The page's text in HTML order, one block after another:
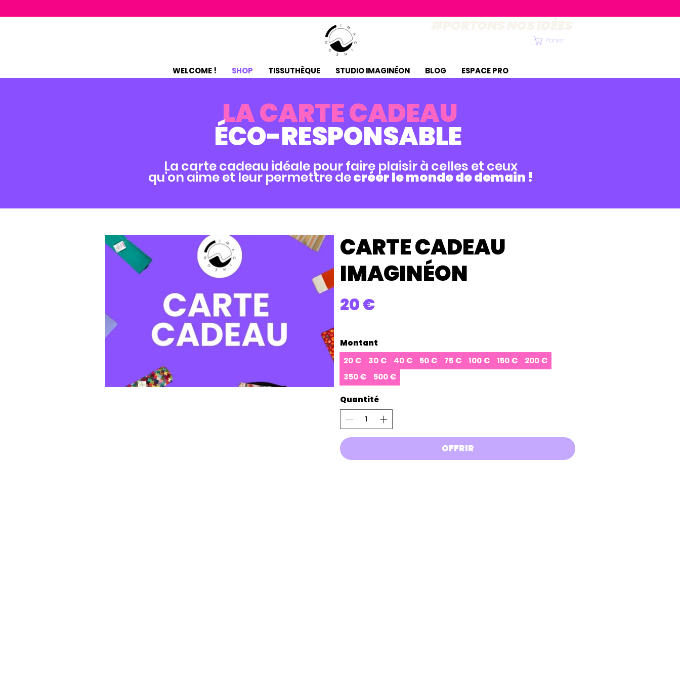
Panier
WELCOME ! SHOP TISSUTHÈQUE STUDIO IMAGINÉON BLOG ESPACE PRO
LA CARTE CADEAU
ÉCO-RESPONSABLE
La carte cadeau idéale pour faire plaisir à celles et ceux
qu'on aime et leur permettre decréer le monde de demain !
CARTE CADEAU
IMAGINÉON
20 €
Montant
20 €
30 € 40 € 50 € 75 € 100 € 150 €
200 €
350 €
500 €
Quantité
OFFRIR